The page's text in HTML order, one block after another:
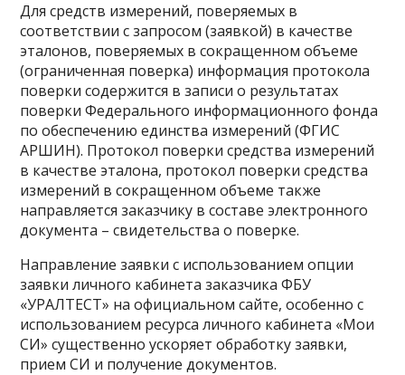
Для средств измерений, поверяемых в
соответствии с запросом (заявкой) в качестве
эталонов, поверяемых в сокращенном объеме
(ограниченная поверка) информация протокола
поверки содержится в записи о результатах
поверки Федерального информационного фонда
по обеспечению единства измерений (ФГИС
АРШИН). Протокол поверки средства измерений
в качестве эталона, протокол поверки средства
измерений в сокращенном объеме также
направляется заказчику в составе электронного
документа – свидетельства о поверке.
Направление заявки с использованием опции
заявки личного кабинета заказчика ФБУ
«УРАЛТЕСТ» на официальном сайте, особенно с
использованием ресурса личного кабинета «Мои
СИ» существенно ускоряет обработку заявки,
прием СИ и получение документов.